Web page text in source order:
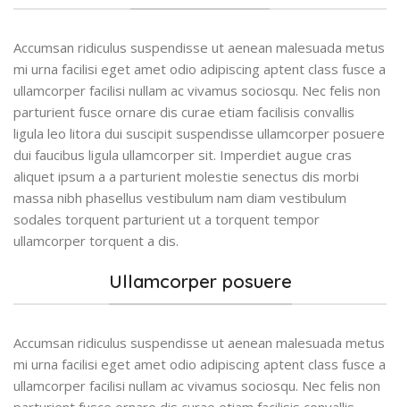
Accumsan ridiculus suspendisse ut aenean malesuada metus
mi urna facilisi eget amet odio adipiscing aptent class fusce a
ullamcorper facilisi nullam ac vivamus sociosqu. Nec felis non
parturient fusce ornare dis curae etiam facilisis convallis
ligula leo litora dui suscipit suspendisse ullamcorper posuere
dui faucibus ligula ullamcorper sit. Imperdiet augue cras
aliquet ipsum a a parturient molestie senectus dis morbi
massa nibh phasellus vestibulum nam diam vestibulum
sodales torquent parturient ut a torquent tempor
ullamcorper torquent a dis.
Ullamcorper posuere
Accumsan ridiculus suspendisse ut aenean malesuada metus
mi urna facilisi eget amet odio adipiscing aptent class fusce a
ullamcorper facilisi nullam ac vivamus sociosqu. Nec felis non